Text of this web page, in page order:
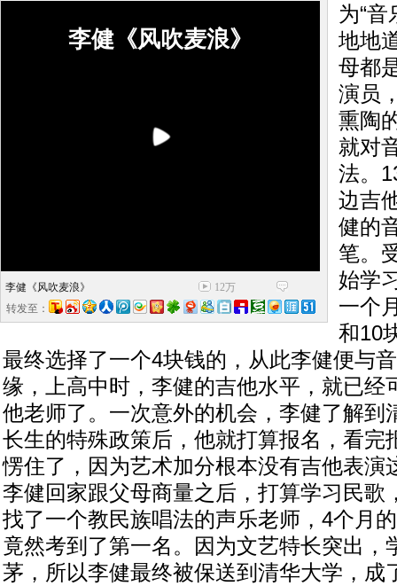
李健《风吹麦浪》
李健《风吹麦浪》
12万
转发至：
为“
地地
母都
演员
熏陶
就对
法。
边吉
健的
笔。
始学
一个
和10
最终选择了一个4块钱的，从此李健便与
缘，上高中时，李健的吉他水平，就已经
他老师了。一次意外的机会，李健了解到
长生的特殊政策后，他就打算报名，看完
愣住了，因为艺术加分根本没有吉他表演
李健回家跟父母商量之后，打算学习民歌
找了一个教民族唱法的声乐老师，4个月
竟然考到了第一名。因为文艺特长突出，
茅，所以李健最终被保送到清华大学，成